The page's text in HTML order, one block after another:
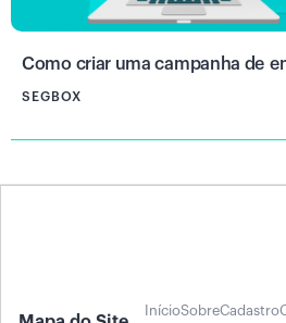
Como criar uma campanha de
SEGBOX
InícioSobreCadastro